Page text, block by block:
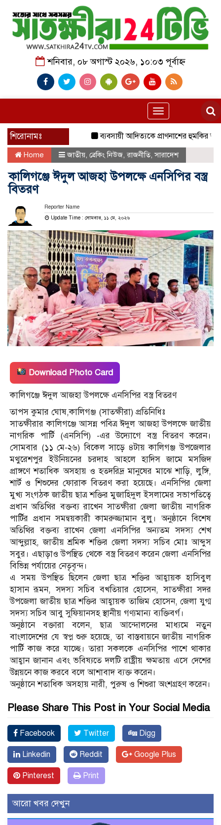
শনিবার, ০৮ অগাস্ট ২০২৬, ১০:০৩ পূর্বাহ্ন
Toggle
navigation
শিরোনামঃ
ব্যবসায়ী আদিত্যকে প্রাণনাশের হুমকির
Home জাতীয়, ব্রেকিং নিউজ, রাজনীতি,সারাদেশ
কালিগঞ্জে ঈদুল আজহা উপলক্ষে এনসিপির বস্ত্র
বিতরণ
Reporter Name
Update Time : সোমবার, ১১ মে, ২০২৬
Download Photo Card
কালিগঞ্জে ঈদুল আজহা উপলক্ষে এনসিপির বস্ত্র বিতরণ
তাপস কুমার ঘোষ,কালিগঞ্জ (সাতক্ষীরা) প্রতিনিধিঃ
সাতক্ষীরার কালিগঞ্জে আসন্ন পবিত্র ঈদুল আজহা উপলক্ষে জাতীয়
নাগরিক পার্টি (এনসিপি) -এর উদ্যোগে বস্ত্র বিতরণ করেন।
সোমবার (১১ মে-২৬) বিকেল সাড়ে ৪টায় কালিগঞ্জ উপজেলার
মথুরেশপুর ইউনিয়নের চরদাহ আহলে হাদিস জামে মসজিদ
প্রাঙ্গণে শতাধিক অসহায় ও হতদরিদ্র মানুষের মাঝে শাড়ি, লুঙ্গি,
শার্ট ও শিশুদের ফোরাক বিতরণ করা হয়েছে। এনসিপির জেলা
মুখ্য সংগঠক জাতীয় ছাত্র শক্তির মুজাহিদুল ইসলামের সভাপতিত্বে
প্রধান অতিথির বক্তব্য রাখেন সাতক্ষীরা জেলা জাতীয় নাগরিক
পার্টির প্রধান সমন্বয়কারী কামরুজ্জামান বুলু। অনুষ্ঠানে বিশেষ
অতিথির বক্তব্য রাখেন জেলা এনসিপির অন্যতম সদস্য শেখ
আব্দুল্লাহ, জাতীয় শ্রমিক শক্তির জেলা সদস্য সচিব মোঃ আব্দুস
সবুর। এছাড়াও উপস্থিত থেকে বস্ত্র বিতরণ করেন জেলা এনসিপির
বিভিন্ন পর্যায়ের নেতৃবৃন্দ।
এ সময় উপস্থিত ছিলেন জেলা ছাত্র শক্তির আহ্বায়ক হাসিবুল
হাসান রূমন, সদস্য সচিব বখতিয়ার হোসেন, সাতক্ষীরা সদর
উপজেলা জাতীয় ছাত্র শক্তির আহ্বায়ক তাজিম হোসেন, জেলা যুগ্ম
সদস্য সচিব আবু সুফিয়ানসহ স্থানীয় গণ্যমান্য ব্যক্তিবর্গ।
অনুষ্ঠানে বক্তারা বলেন, ছাত্র আন্দোলনের মাধ্যমে নতুন
বাংলাদেশের যে স্বপ্ন শুরু হয়েছে, তা বাস্তবায়নে জাতীয় নাগরিক
পার্টি কাজ করে যাচ্ছে। তারা সকলকে এনসিপির পাশে থাকার
আহ্বান জানান এবং ভবিষ্যতে দলটি রাষ্ট্রীয় ক্ষমতায় এসে দেশের
উন্নয়নে কাজ করবে বলে আশাবাদ ব্যক্ত করেন।
অনুষ্ঠানে শতাধিক অসহায় নারী, পুরুষ ও শিশুরা অংশগ্রহণ করেন।
Please Share This Post in Your Social Media
Facebook Twitter Digg
Linkedin Reddit Google Plus
Pinterest Print
আরো খবর দেখুন